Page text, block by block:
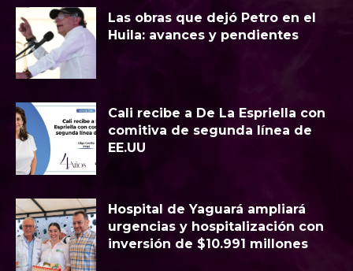
Las obras que dejó Petro en el
Huila: avances y pendientes
Cali recibe a De La Espriella con
comitiva de segunda línea de
EE.UU
Hospital de Yaguará ampliará
urgencias y hospitalización con
inversión de $10.991 millones